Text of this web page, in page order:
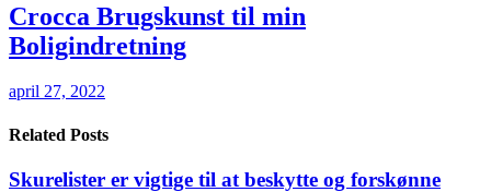
Crocca Brugskunst til min
Boligindretning
april 27, 2022
Related Posts
Skurelister er vigtige til at beskytte og forskønne